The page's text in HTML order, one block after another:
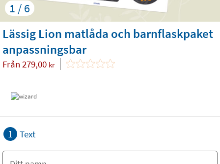
1 / 6
Lässig Lion matlåda och barnflaskpaket
anpassningsbar
Från 279,00 kr
1 Text